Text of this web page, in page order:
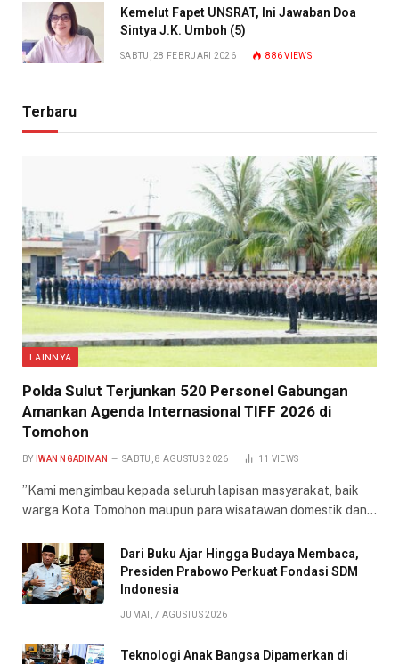
Kemelut Fapet UNSRAT, Ini Jawaban Doa
Sintya J.K. Umboh (5)
SABTU, 28 FEBRUARI 2026 886VIEWS
Terbaru
LAINNYA
​Polda Sulut Terjunkan 520 Personel Gabungan
Amankan Agenda Internasional TIFF 2026 di
Tomohon
BY IWAN NGADIMAN SABTU, 8 AGUSTUS 2026 11 VIEWS
​”Kami mengimbau kepada seluruh lapisan masyarakat, baik
warga Kota Tomohon maupun para wisatawan domestik dan…
Dari Buku Ajar Hingga Budaya Membaca,
Presiden Prabowo Perkuat Fondasi SDM
Indonesia
JUMAT, 7 AGUSTUS 2026
Teknologi Anak Bangsa Dipamerkan di